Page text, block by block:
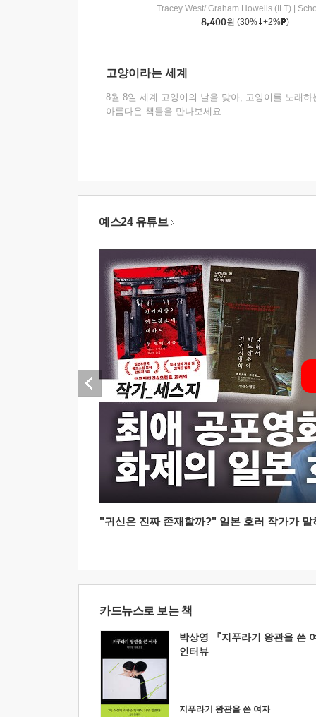
Tracey West/ Graham Howells (ILT)
8,400원 (30% +2% )
고양이라는 세계
8월 8일 세계 고양이의 날을 맞아, 고양이를 노래하
아름다운 책들을 만나보세요.
예스24 유튜브
"귀신은 진짜 존재할까?" 일본 호러 작가가
카드뉴스로 보는 책
박상영 『지푸라기 왕관을 쓴
인터뷰
지푸라기 왕관을 쓴 여자